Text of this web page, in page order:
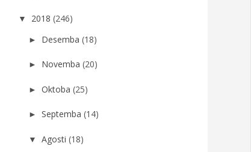
▼ 2018 (246)
► Desemba (18)
► Novemba (20)
► Oktoba (25)
► Septemba (14)
▼ Agosti (18)